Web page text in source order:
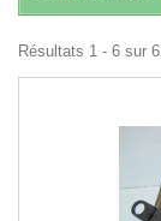
Résultats 1 - 6 sur